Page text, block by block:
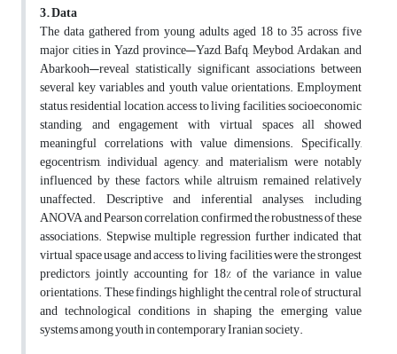
3. Data
The data gathered from young adults aged 18 to 35 across five
major cities in Yazd province—Yazd, Bafq, Meybod, Ardakan, and
Abarkooh—reveal statistically significant associations between
several key variables and youth value orientations. Employment
status, residential location, access to living facilities, socioeconomic
standing, and engagement with virtual spaces all showed
meaningful correlations with value dimensions. Specifically,
egocentrism, individual agency, and materialism were notably
influenced by these factors, while altruism remained relatively
unaffected. Descriptive and inferential analyses, including
ANOVA and Pearson correlation, confirmed the robustness of these
associations. Stepwise multiple regression further indicated that
virtual space usage and access to living facilities were the strongest
predictors, jointly accounting for 18% of the variance in value
orientations. These findings highlight the central role of structural
and technological conditions in shaping the emerging value
systems among youth in contemporary Iranian society.